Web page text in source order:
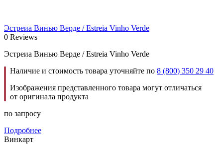
Эстреиа Винью Верде / Estreia Vinho Verde
0 Reviews
Эстреиа Винью Верде / Estreia Vinho Verde
Наличие и стоимость товара уточняйте по 8 (800) 350 29 40
Изображения представленного товара могут отличаться
от оригинала продукта
по запросу
Подробнее
Винкарт